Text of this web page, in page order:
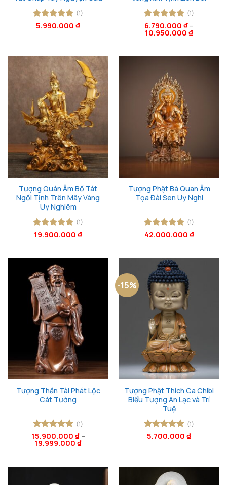
Được xếp
(1)
5.990.000 ₫
Được xếp
hạng55
(1)
6.790.000 ₫ –
10.950.000 ₫
Tượng Quán Âm Bồ Tát
Ngồi Tịnh Trên Mây Vàng
Uy Nghiêm
Được xếp
(1)
19.900.000 ₫
Tượng Phật Bà Quan Âm
Tọa Đài Sen Uy Nghi
Được xếp
(1)
42.000.000 ₫
Tượng Thần Tài Phát Lộc
Cát Tường
Được xếp
hạng55
(1)
15.900.000 ₫–
19.999.000 ₫
-15%
Tượng Phật Thích Ca Chibi
Biểu Tượng An Lạc và Trí
Tuệ
Được xếp
(1)
5.700.000 ₫